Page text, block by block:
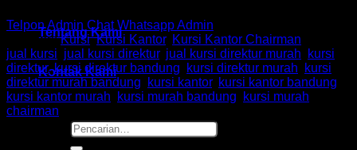
Tentang Kami
Kontak Kami
Pencarian
untuk:
Telpon Admin Chat Whatsapp Admin
Kategori:Kursi,Kursi Kantor, Kursi Kantor Chairman
jual kursi jual kursi direktur, jual kursi direktur murah
kursi
direktur,kursi direktur bandung kursi direktur murah
kursi
direktur murah bandung
kursi kantor, kursi kantor bandung
kursi kantor murah
kursi murah bandung
kursi murah
chairman